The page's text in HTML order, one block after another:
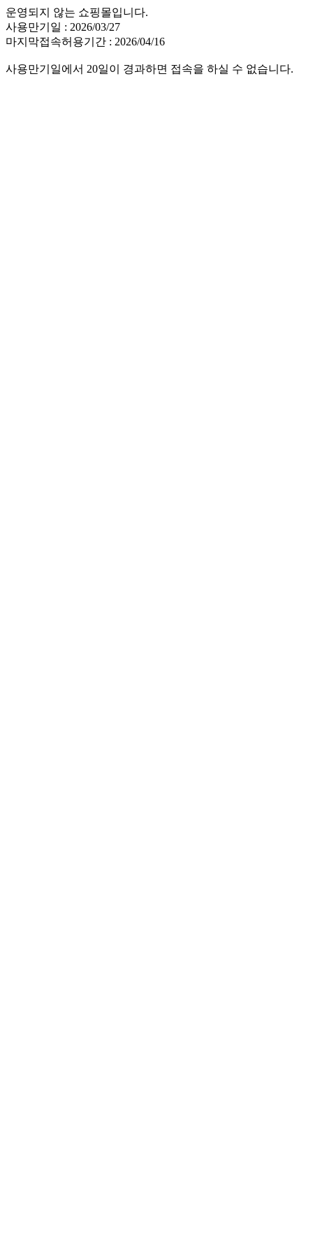
운영되지 않는 쇼핑몰입니다.
사용만기일 : 2026/03/27
마지막접속허용기간 : 2026/04/16
사용만기일에서 20일이 경과하면 접속을 하실 수 없습니다.